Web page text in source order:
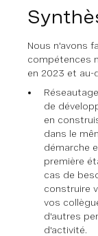
Nous n'avons
compétences
en 2023 et au-
de
en
dans le
démarche
première
cas de
construire
vos
d'autres
d'activité.